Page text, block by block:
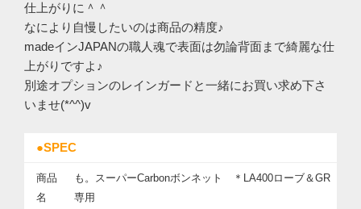
仕上がりに＾＾
なにより自慢したいのは商品の精度♪
madeインJAPANの職人魂で表面は勿論背面まで綺麗な仕
上がりですよ♪
別途オプションのレインガードと一緒にお買い求め下さ
いませ(*^^)v
●SPEC
商品
名
も。スーパーCarbonボンネット ＊LA400ローブ＆GR
専用